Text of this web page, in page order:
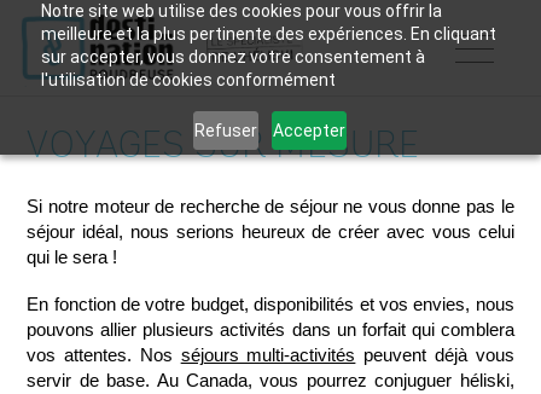
Notre site web utilise des cookies pour vous offrir la
meilleure et la plus pertinente des expériences. En cliquant
sur accepter, vous donnez votre consentement à
l'utilisation de cookies conformément
Refuser Accepter
VOYAGES SUR MESURE
Si notre moteur de recherche de séjour ne vous donne pas le
séjour idéal, nous serions heureux de créer avec vous celui
qui le sera !
En fonction de votre budget, disponibilités et vos envies, nous
pouvons allier plusieurs activités dans un forfait qui comblera
vos attentes. Nos séjours multi-activités peuvent déjà vous
servir de base. Au Canada, vous pourrez conjuguer héliski,